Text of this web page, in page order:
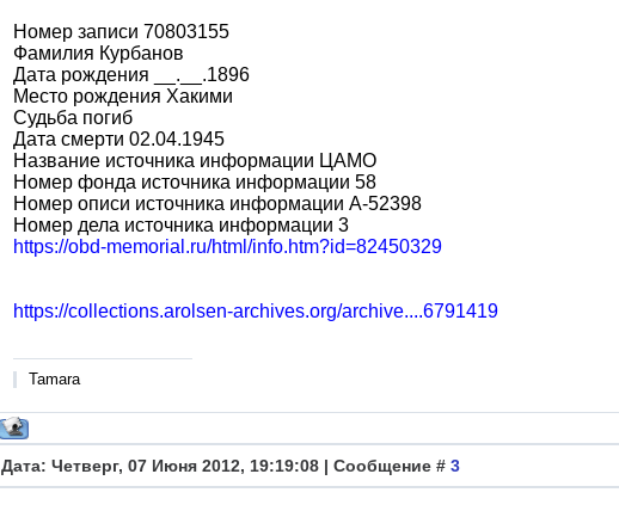
Номер записи 70803155
Фамилия Курбанов
Дата рождения __.__.1896
Место рождения Хакими
Судьба погиб
Дата смерти 02.04.1945
Название источника информации ЦАМО
Номер фонда источника информации 58
Номер описи источника информации A-52398
Номер дела источника информации 3
https://obd-memorial.ru/html/info.htm?id=82450329
https://collections.arolsen-archives.org/archive....6791419
Tamara
Дата: Четверг, 07 Июня 2012, 19:19:08 | Сообщение # 3